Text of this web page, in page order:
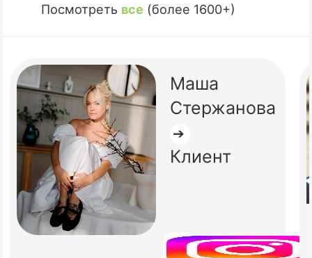
Посмотреть все (более 1600+)
Маша
Стержанова
➔
Клиент